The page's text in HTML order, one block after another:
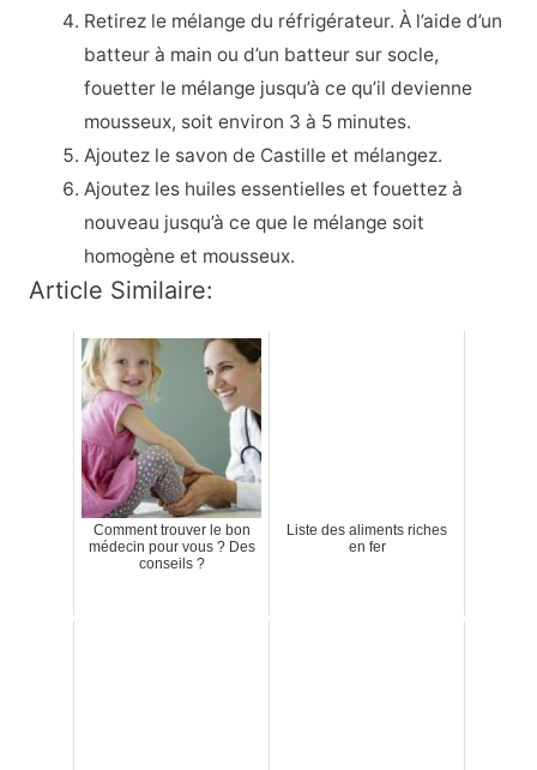
Retirez le mélange du réfrigérateur. À l’aide d’un
batteur à main ou d’un batteur sur socle,
fouetter le mélange jusqu’à ce qu’il devienne
mousseux, soit environ 3 à 5 minutes.
Ajoutez le savon de Castille et mélangez.
Ajoutez les huiles essentielles et fouettez à
nouveau jusqu’à ce que le mélange soit
homogène et mousseux.
Article Similaire:
Comment trouver le bon
médecin pour vous ? Des
conseils ?
Liste des aliments riches
en fer